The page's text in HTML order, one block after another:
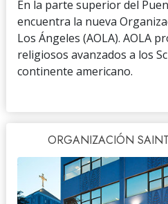
En la parte superior del
encuentra la nueva
Los Ángeles (AOLA). AOLA
religiosos avanzados a los
continente americano.
ORGANIZACIÓN